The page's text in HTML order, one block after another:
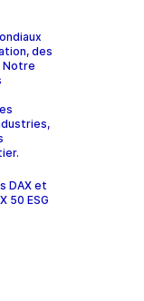
des
Notre
DAX et
50 ESG